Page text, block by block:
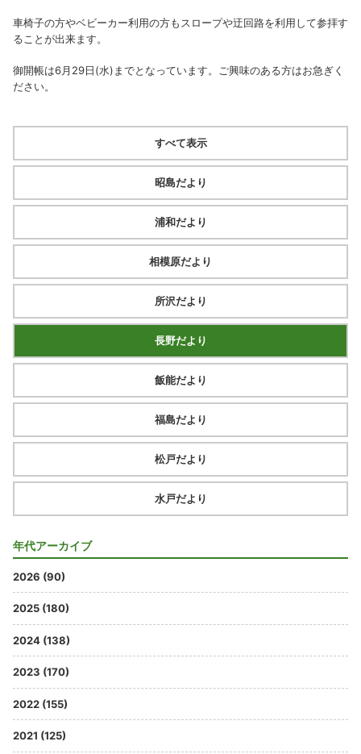
車椅子の方やベビーカー利用の方もスロープや迂回路を利用して参拝す
ることが出来ます。
御開帳は6月29日(水)までとなっています。ご興味のある方はお急ぎく
ださい。
すべて表示
昭島だより
浦和だより
相模原だより
所沢だより
長野だより
飯能だより
福島だより
松戸だより
水戸だより
年代アーカイブ
2026 (90)
2025 (180)
2024 (138)
2023 (170)
2022 (155)
2021 (125)